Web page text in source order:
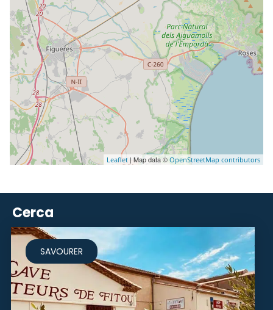
Leaflet | Map data © OpenStreetMap contributors
Cerca
SAVOURER